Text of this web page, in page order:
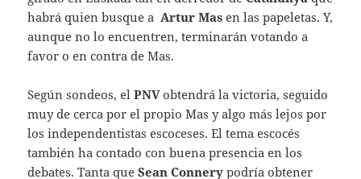
habrá quien busque aArtur Mas en las papeletas. Y,
aunque no lo encuentren, terminarán votando a
favor o en contra de Mas.
Según sondeos, elPNVobtendrá la victoria, seguido
muy de cerca por el propio Mas y algo más lejos por
los independentistas escoceses. El tema escocés
también ha contado con buena presencia en los
debates. Tanta queSean Connery podría obtener